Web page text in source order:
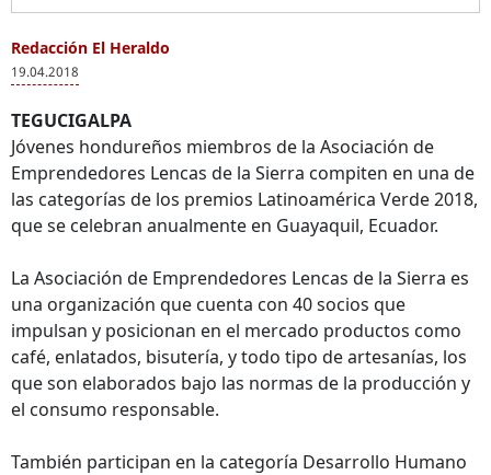
Redacción El Heraldo
19.04.2018
TEGUCIGALPA
Jóvenes hondureños miembros de la Asociación de
Emprendedores Lencas de la Sierra compiten en una de
las categorías de los premios Latinoamérica Verde 2018,
que se celebran anualmente en Guayaquil, Ecuador.
La Asociación de Emprendedores Lencas de la Sierra es
una organización que cuenta con 40 socios que
impulsan y posicionan en el mercado productos como
café, enlatados, bisutería, y todo tipo de artesanías, los
que son elaborados bajo las normas de la producción y
el consumo responsable.
También participan en la categoría Desarrollo Humano